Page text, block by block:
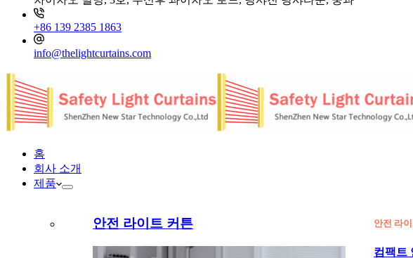
+86 139 2385 1863
info@thelightcurtains.com
홈
회사 소개
제품
안전 라이트 커튼 안전 라
컴팩트